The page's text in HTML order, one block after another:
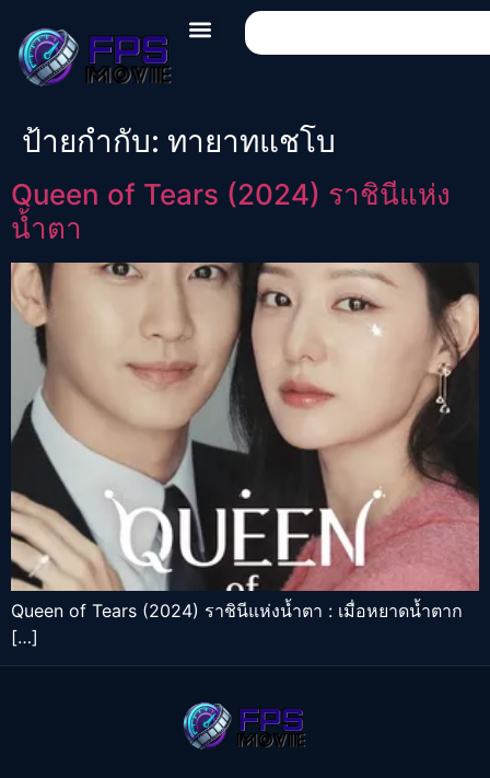
ป้ายกำกับ: ทายาทแชโบ
Queen of Tears (2024) ราชินีแห่ง
น้ำตา
Queen of Tears (2024) ราชินีแห่งน้ำตา : เมื่อหยาดน้ำตาก
[…]